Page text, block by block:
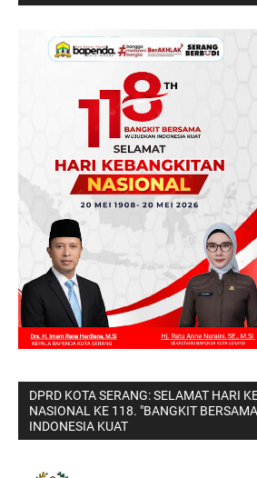
DPRD KOTA SERANG: SELAMAT HARI
NASIONAL KE 118. "BANGKIT
INDONESIA KUAT